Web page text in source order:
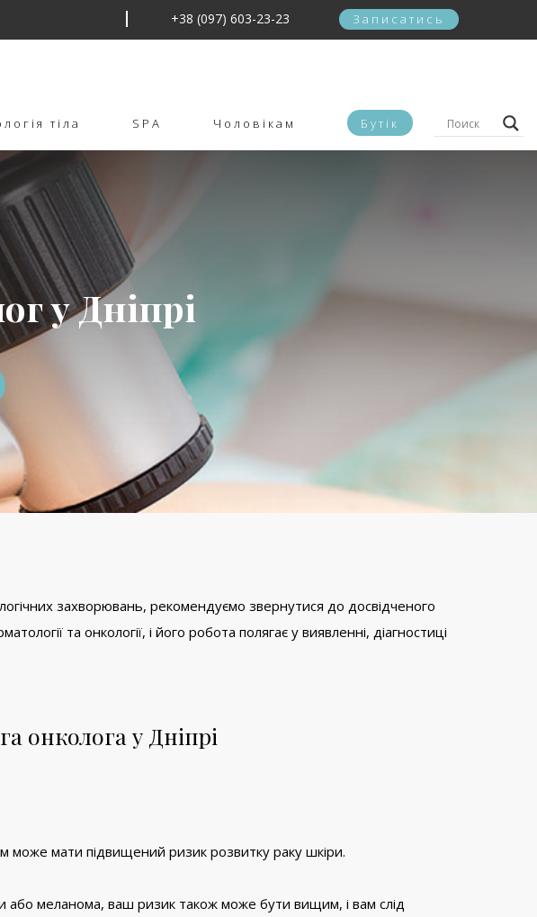
+38 (097) 603-23-23 Записатись
тіла SPA Чоловікам Бутік
у Дніпрі
захворювань, рекомендуємо звернутися до досвідченого
та онкології, і його робота полягає у виявленні, діагностиці
онколога у Дніпрі
може мати підвищений ризик розвитку раку шкіри.
або меланома, ваш ризик також може бути вищим, і вам слід